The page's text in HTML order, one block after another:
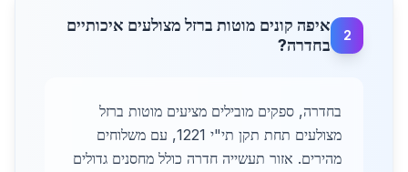
2
איפה קונים מוטות ברזל מצולעים איכותיים
בחדרה?
בחדרה, ספקים מובילים מציעים מוטות ברזל
מצולעים תחת תקן תי"י 1221, עם משלוחים
מהירים. אזור תעשייה חדרה כולל מחסנים גדולים